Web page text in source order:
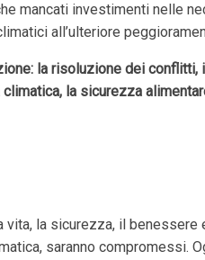
mancati investimenti nelle
all’ulteriore
la risoluzione dei
la sicurezza
vita, la sicurezza, il
saranno compromessi.